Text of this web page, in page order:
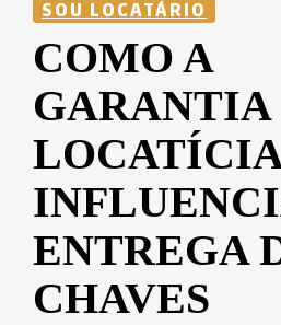
SOU LOCATÁRIO
COMO A
GARANTIA
LOCATÍCIA
ENTREGA
CHAVES